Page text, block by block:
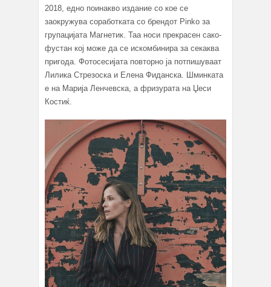
2018, едно поинакво издание со кое се
заокружува соработката со брендот Pinko за
групацијата Магнетик. Таа носи прекрасен сако-
фустан кој може да се искомбинира за секаква
пригода. Фотосесијата повторно ја потпишуваат
Лилика Стрезоска и Елена Фиданска. Шминката
е на Марија Ленчевска, а фризурата на Џеси
Костиќ.